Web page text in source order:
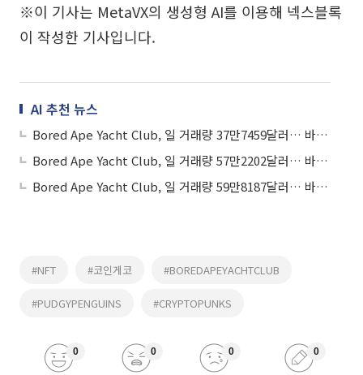
※이 기사는 MetaVX의 생성형 AI를 이용해 넥스블록
이 작성한 기사입니다.
AI 추천 뉴스
Bored Ape Yacht Club, 일 거래량 37만7459달러… 바닥가 2만4163달러
Bored Ape Yacht Club, 일 거래량 57만2202달러… 바닥가 2만308달러
Bored Ape Yacht Club, 일 거래량 59만8187달러… 바닥가 2만2973달러
#NFT #코인게코 #BOREDAPEYACHTCLUB
#PUDGYPENGUINS #CRYPTOPUNKS
0 0 0 0